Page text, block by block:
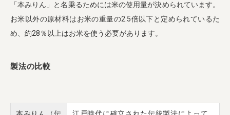
「本みりん」と名乗るためには米の使用量が決められています。
お米以外の原材料はお米の重量の2.5倍以下と定められているた
め、約28％以上はお米を使う必要があります。
製法の比較
本みりん（伝 江戸時代に確立された伝統製法によって